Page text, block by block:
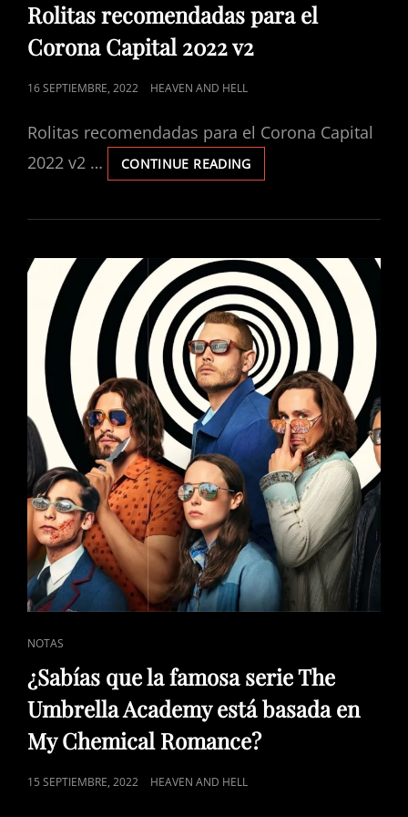
LINKS
Rolitas recomendadas para el
Corona Capital 2022 v2
POSTED
16 SEPTIEMBRE, 2022 HEAVEN AND HELL
Rolitas recomendadas para el Corona Capital
2022 v2 …
CONTINUE READINGROLITAS
RECOMENDADAS
EL
CAPITAL
2022
V2
CAT
LINKS
NOTAS
¿Sabías que la famosa serie The
Umbrella Academy está basada en
My Chemical Romance?
POSTED
15 SEPTIEMBRE, 2022 HEAVEN AND HELL